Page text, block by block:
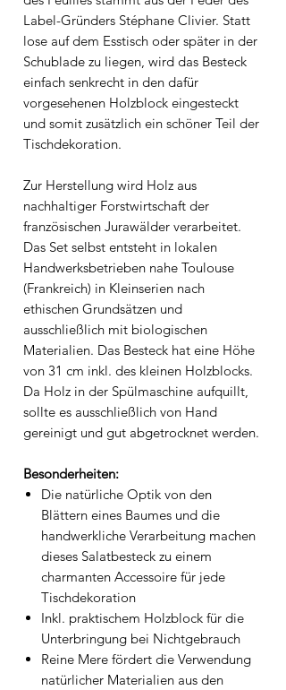
Label-Gründers Stéphane Clivier. Statt
lose auf dem Esstisch oder später in der
Schublade zu liegen, wird das Besteck
einfach senkrecht in den dafür
vorgesehenen Holzblock eingesteckt
und somit zusätzlich ein schöner Teil der
Tischdekoration.
Zur Herstellung wird Holz aus
nachhaltiger Forstwirtschaft der
französischen Jurawälder verarbeitet.
Das Set selbst entsteht in lokalen
Handwerksbetrieben nahe Toulouse
(Frankreich) in Kleinserien nach
ethischen Grundsätzen und
ausschließlich mit biologischen
Materialien. Das Besteck hat eine Höhe
von 31 cm inkl. des kleinen Holzblocks.
Da Holz in der Spülmaschine aufquillt,
sollte es ausschließlich von Hand
gereinigt und gut abgetrocknet werden.
Besonderheiten:
Die natürliche Optik von den
Blättern eines Baumes und die
handwerkliche Verarbeitung machen
dieses Salatbesteck zu einem
charmanten Accessoire für jede
Tischdekoration
Inkl. praktischem Holzblock für die
Unterbringung bei Nichtgebrauch
Reine Mere fördert die Verwendung
natürlicher Materialien aus den